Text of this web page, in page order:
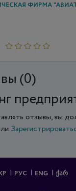
ФИРМА
(0)
отзывы, вы
РУС ENG ᲥᲐᲠ